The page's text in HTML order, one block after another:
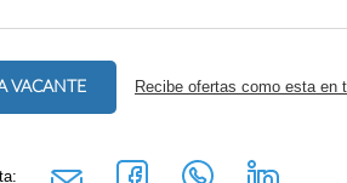
VACANTE Recibe ofertas como esta en